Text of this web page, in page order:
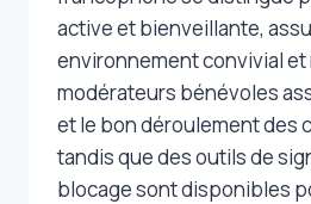
active et bienveillante,
environnement convivial
modérateurs bénévoles
et le bon déroulement des
tandis que des outils de
blocage sont disponibles